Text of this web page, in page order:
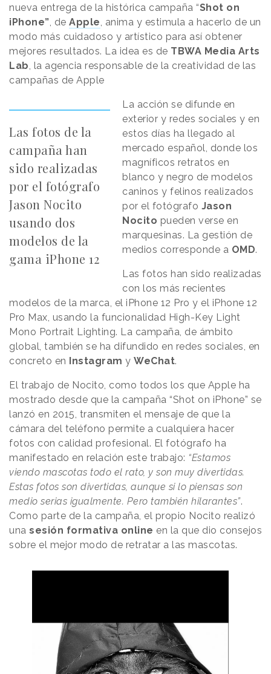
nueva entrega de la histórica campaña “Shot on
iPhone”, de Apple, anima y estimula a hacerlo de un
modo más cuidadoso y artístico para así obtener
mejores resultados. La idea es de TBWA Media Arts
Lab, la agencia responsable de la creatividad de las
campañas de Apple
Las fotos de la
campaña han
sido realizadas
por el fotógrafo
Jason Nocito
usando dos
modelos de la
gama iPhone 12
La acción se difunde en
exterior y redes sociales y en
estos días ha llegado al
mercado español, donde los
magníficos retratos en
blanco y negro de modelos
caninos y felinos realizados
por el fotógrafo Jason
Nocito pueden verse en
marquesinas. La gestión de
medios corresponde a OMD.
Las fotos han sido realizadas
con los más recientes
modelos de la marca, el iPhone 12 Pro y el iPhone 12
Pro Max, usando la funcionalidad High-Key Light
Mono Portrait Lighting. La campaña, de ámbito
global, también se ha difundido en redes sociales, en
concreto en Instagram y WeChat.
El trabajo de Nocito, como todos los que Apple ha
mostrado desde que la campaña “Shot on iPhone” se
lanzó en 2015, transmiten el mensaje de que la
cámara del teléfono permite a cualquiera hacer
fotos con calidad profesional. El fotógrafo ha
manifestado en relación este trabajo: “Estamos
viendo mascotas todo el rato, y son muy divertidas.
Estas fotos son divertidas, aunque si lo piensas son
medio serias igualmente. Pero también hilarantes”.
Como parte de la campaña, el propio Nocito realizó
una sesión formativa online en la que dio consejos
sobre el mejor modo de retratar a las mascotas.